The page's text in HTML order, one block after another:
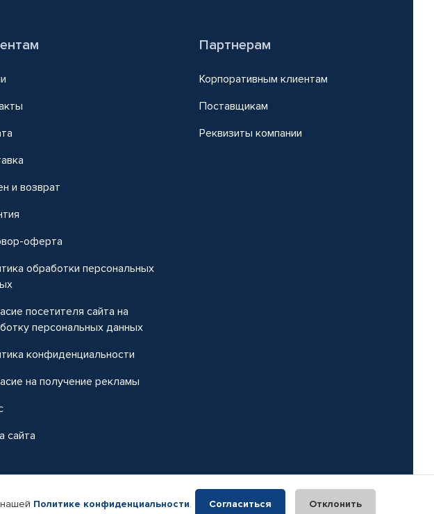
и возврат
оферта
обработки персональных
посетителя сайта на
персональных данных
конфиденциальности
на получение рекламы
сайта
Партнерам
Корпоративным клиентам
Поставщикам
Реквизиты компании
Политике конфиденциальности. Согласиться Отклонить